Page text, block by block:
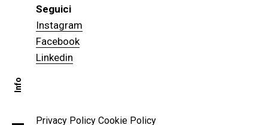
Info
Seguici
Instagram
Facebook
Linkedin
Privacy Policy Cookie Policy